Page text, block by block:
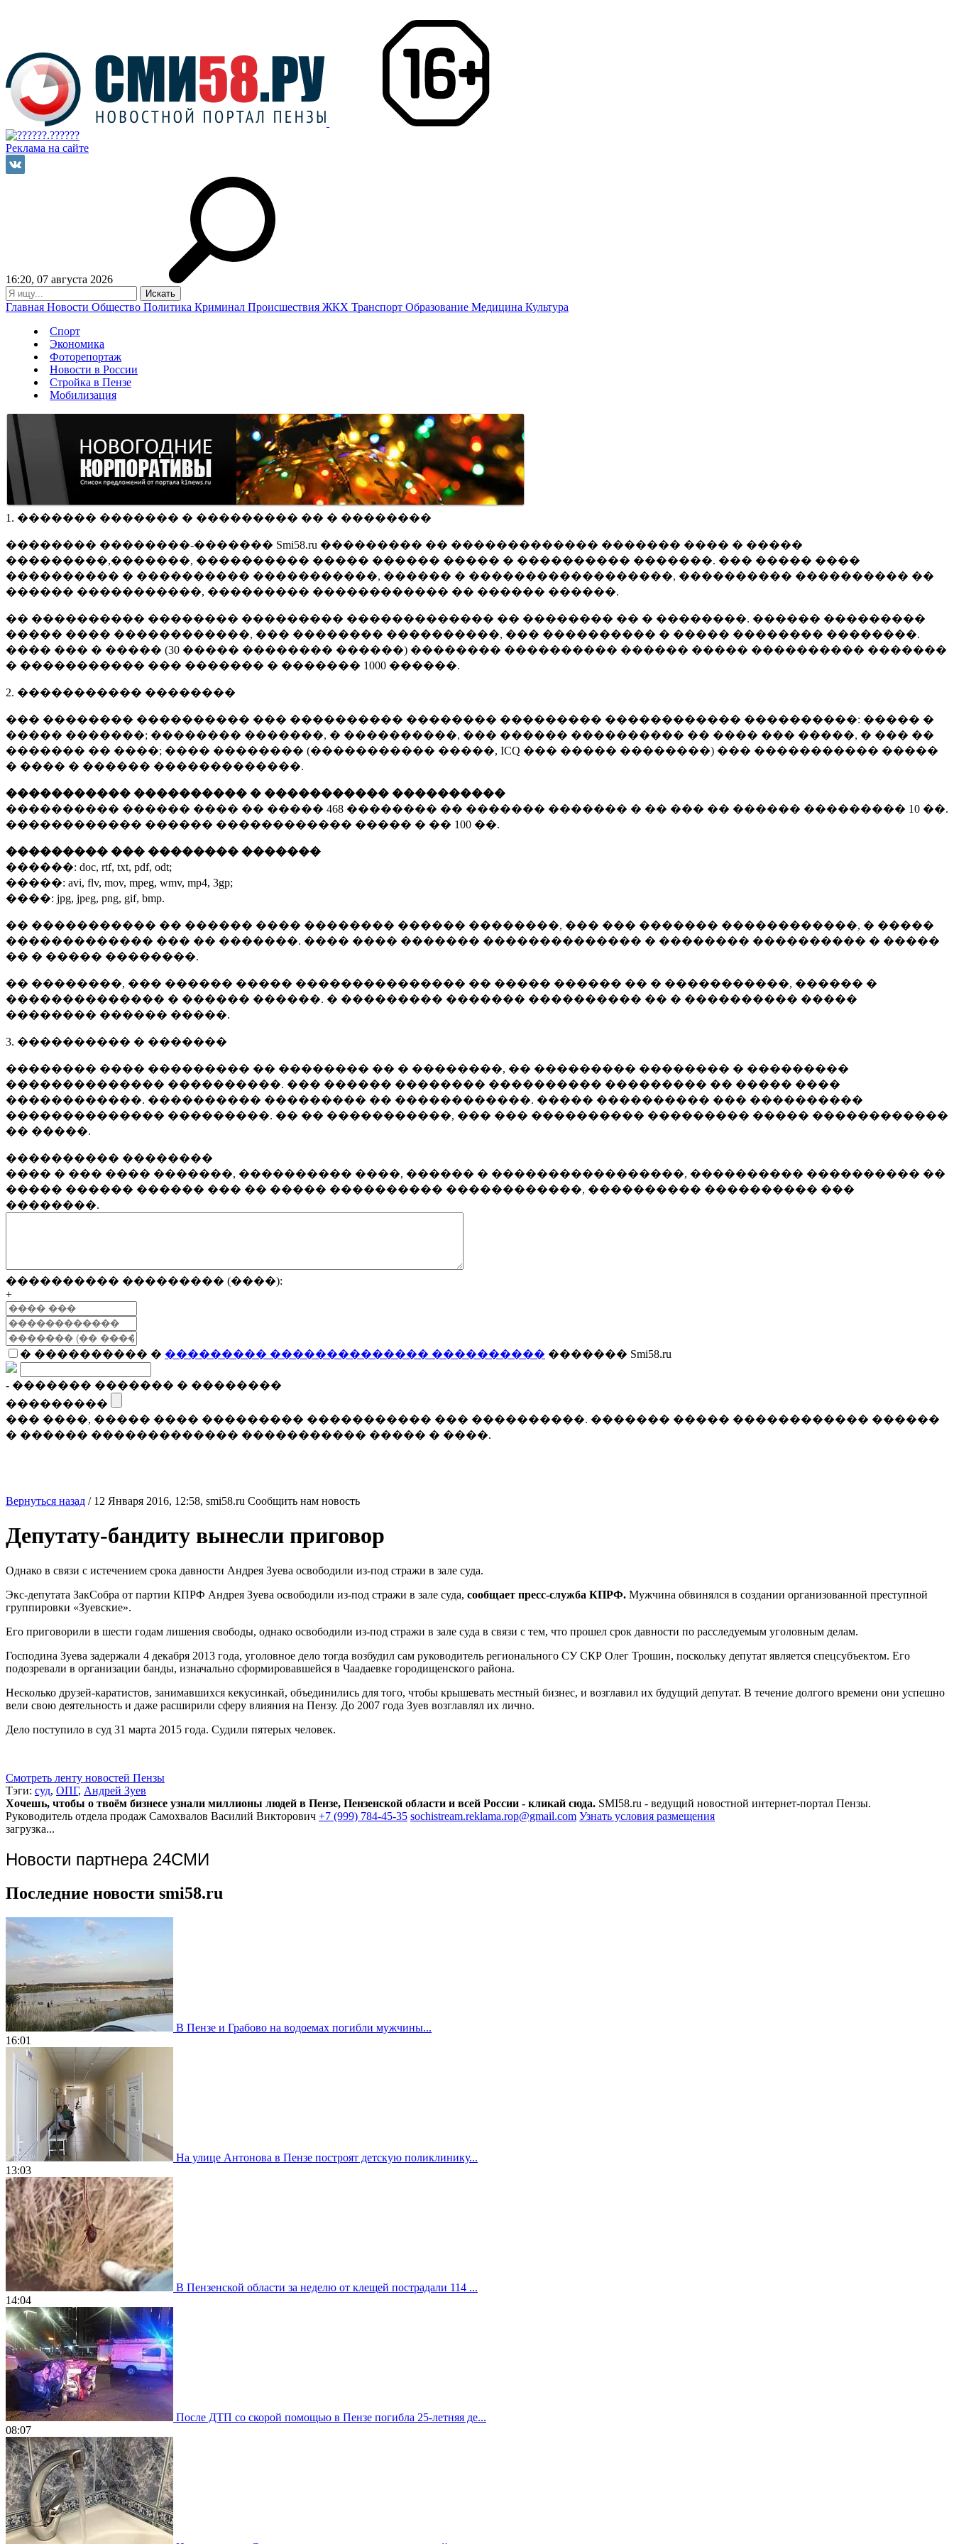
Реклама на сайте
16:20, 07 августа 2026
Главная Новости Общество Политика Криминал Происшествия ЖКХ Транспорт Образование Медицина Культура
Спорт
Экономика
Фоторепортаж
Новости в России
Стройка в Пензе
Мобилизация
1. ������� ������� � ��������� �� � ��������
�������� ��������-������� Smi58.ru ��������� �� ������������� ������� ���� � �����
���������,�������, ���������� ����� ������ ����� � ���������� �������. ��� ����� ����
���������� � ���������� �����������, ������ � ������������������, ���������� ���������� ��
������ �����������, ��������� ������������ �� ������ ������.
�� ���������� �������� ��������� ������������� �� �������� �� � ��������. ������ ���������
����� ���� ������������, ��� �������� ����������, ��� ���������� � ����� �������� ��������.
���� ��� � ����� (30 ����� �������� ������) �������� ���������� ������ ����� ���������� �������
� ����������� ��� ������� � ������� 1000 ������.
2. ����������� ��������
��� �������� ���������� ��� ���������� �������� ��������� ������������ ����������: ����� �
����� �������; �������� �������, � ����������, ��� ������ ���������� �� ���� ��� �����, � ��� ��
������� �� ����; ���� �������� (����������� �����, ICQ ��� ����� ��������) ��� ����������� �����
� ���� � ������ �������������.
����������� ���������� � ����������� ����������
���������� ������ ���� �� ����� 468 �������� �� ������� ������� � �� ��� �� ������ ��������� 10 ��.
������������ ������ ������������ ����� � �� 100 ��.
��������� ��� �������� �������
������: doc, rtf, txt, pdf, odt;
�����: avi, flv, mov, mpeg, wmv, mp4, 3gp;
����: jpg, jpeg, png, gif, bmp.
�� ����������� �� ������ ���� �������� ������ ��������, ��� ��� ������� ������������, � �����
������������� ��� �� �������. ���� ���� ������� �������������� � �������� ���������� � �����
�� � ����� ��������.
�� ��������, ��� ������ ����� ��������������� �� ����� ������ �� � �����������, ������ �
�������������� � ������ ������. � ��������� ������� ���������� �� � ���������� �����
�������� ������ �����.
3. ���������� � �������
�������� ���� ��������� �� �������� �� � ��������, �� ��������� �������� � ���������
�������������� ����������. ��� ������ �������� ���������� ��������� �� ����� ����
������������. ���������� ��������� �� ������������. ����� ���������� ��� ����������
�������������� ���������. �� �� �����������, ��� ��� ���������� ��������� ����� ������������
�� �����.
���������� ��������
���� � ��� ���� �������, ���������� ����, ������ � �����������������, ���������� ���������� ��
����� ������ ������ ��� �� ����� ���������� ������������, ���������� ���������� ���
��������.
���������� ��������� (����):
+
� ���������� � ��������� �������������� ���������� ������� Smi58.ru
- ������� ������� � ��������
���������
��� ����, ����� ���� ��������� ����������� ��� ����������. ������� ����� ������������ ������
� ������ ������������� ����������� ����� � ����.
Вернуться назад / 12 Января 2016, 12:58, smi58.ru Сообщить нам новость
Депутату-бандиту вынесли приговор
Однако в связи с истечением срока давности Андрея Зуева освободили из-под стражи в зале суда.
Экс-депутата ЗакСобра от партии КПРФ Андрея Зуева освободили из-под стражи в зале суда, сообщает пресс-служба КПРФ. Мужчина обвинялся в создании организованной преступной
группировки «Зуевские».
Его приговорили в шести годам лишения свободы, однако освободили из-под стражи в зале суда в связи с тем, что прошел срок давности по расследуемым уголовным делам.
Господина Зуева задержали 4 декабря 2013 года, уголовное дело тогда возбудил сам руководитель регионального СУ СКР Олег Трошин, поскольку депутат является спецсубъектом. Его
подозревали в организации банды, изначально сформировавшейся в Чаадаевке городищенского района.
Несколько друзей-каратистов, занимавшихся кекусинкай, объединились для того, чтобы крышевать местный бизнес, и возглавил их будущий депутат. В течение долгого времени они успешно
вели свою деятельность и даже расширили сферу влияния на Пензу. До 2007 года Зуев возглавлял их лично.
Дело поступило в суд 31 марта 2015 года. Судили пятерых человек.
Смотреть ленту новостей Пензы
Тэги: суд, ОПГ, Андрей Зуев
Хочешь, чтобы о твоём бизнесе узнали миллионы людей в Пензе, Пензенской области и всей России - кликай сюда. SMI58.ru - ведущий новостной интернет-портал Пензы.
Руководитель отдела продаж Самохвалов Василий Викторович +7 (999) 784-45-35 sochistream.reklama.rop@gmail.com Узнать условия размещения
загрузка...
Новости партнера 24СМИ
Последние новости smi58.ru
В Пензе и Грабово на водоемах погибли мужчины...
16:01
На улице Антонова в Пензе построят детскую поликлинику...
13:03
В Пензенской области за неделю от клещей пострадали 114 ...
14:04
После ДТП со скорой помощью в Пензе погибла 25-летняя де...
08:07